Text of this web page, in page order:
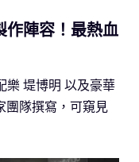
作陣容！最熱血
樂 堤博明 以及豪華
團隊撰寫，可窺見